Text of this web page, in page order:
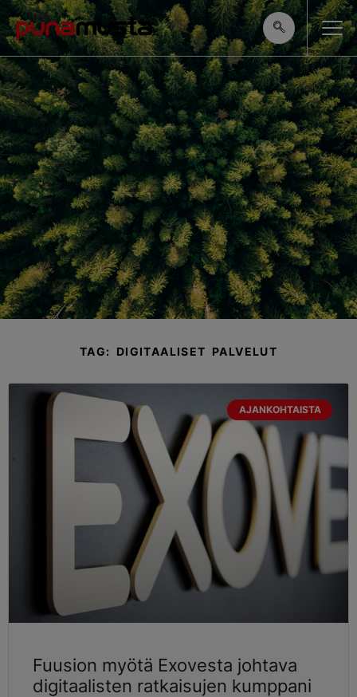
TAG: DIGITAALISET PALVELUT
AJANKOHTAISTA
Fuusion myötä Exovesta johtava
digitaalisten ratkaisujen kumppani